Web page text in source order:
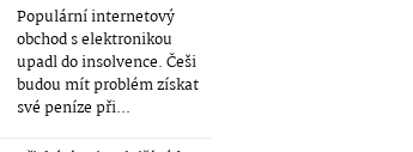
Populární internetový
obchod s elektronikou
upadl do insolvence. Češi
budou mít problém získat
své peníze při...